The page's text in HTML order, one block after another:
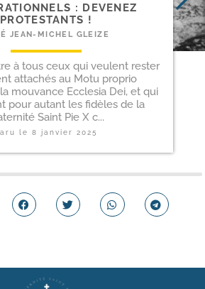
: DEVENEZ
PROTESTANTS !
JEAN-MICHEL GLEIZE
à tous ceux qui veulent rester
attachés au Motu proprio
mouvance Ecclesia Dei, et qui
pour autant les fidèles de la
Saint Pie X c...
le8 janvier 2025